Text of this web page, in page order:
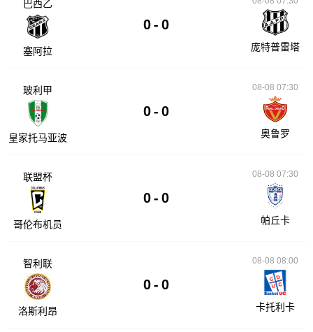
巴西乙
塞阿拉
0 - 0
庞特普雷塔
玻利甲
皇家托马亚波
0 - 0
08-08 07:30
奥鲁罗
联盟杯
哥伦布机员
0 - 0
08-08 07:30
帕丘卡
智利联
洛斯利昂
0 - 0
08-08 08:00
卡托利卡